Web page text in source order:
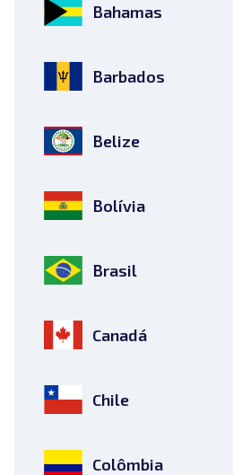
Bahamas
Barbados
Belize
Bolívia
Brasil
Canadá
Chile
Colômbia